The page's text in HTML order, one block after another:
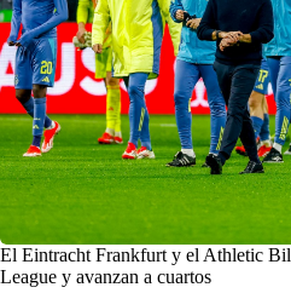
El Eintracht Frankfurt y el Athletic
League y avanzan a cuartos